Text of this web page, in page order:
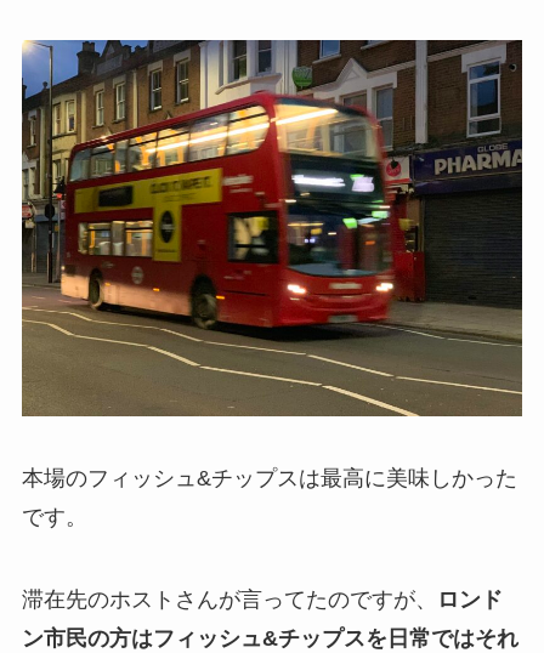
本場のフィッシュ&チップスは最高に美味しかった
です。
滞在先のホストさんが言ってたのですが、
ロンド
ン市民の方はフィッシュ&チップスを日常ではそれ